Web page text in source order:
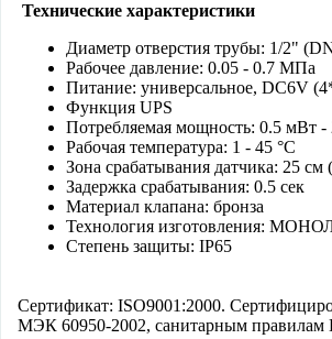
Технические характеристики
Диаметр отверстия трубы: 1/2"
Рабочее давление: 0.05 - 0.7 МПа
Питание: универсальное, DC6V
Функция UPS
Потребляемая мощность: 0.5 мВт -
Рабочая температура: 1 - 45 °C
Зона срабатывания датчика: 25
Задержка срабатывания: 0.5 сек
Материал клапана: бронза
Технология изготовления:
Степень защиты: IP65
Сертификат: ISO9001:2000.
МЭК 60950-2002, санитарным